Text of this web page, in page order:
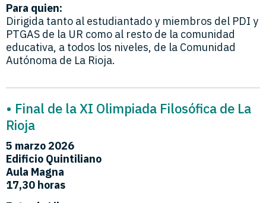
Para quien:
Dirigida tanto al estudiantado y miembros del PDI y
PTGAS de la UR como al resto de la comunidad
educativa, a todos los niveles, de la Comunidad
Autónoma de La Rioja.
• Final de la XI Olimpiada Filosófica de La
Rioja
5 marzo 2026
Edificio Quintiliano
Aula Magna
17,30 horas